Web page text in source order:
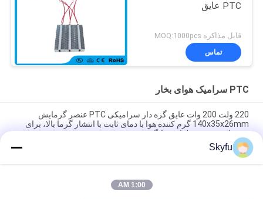
PTC عایق
قابل مذاکره MOQ:1000pcs
تماس
PTC سرامیک هوای بخار
220 ولت 200 وات عایق گره دار سرامیکی PTC عنصر گرمایش
140x35x26mm گرم کننده هوا با دمای ثابت با انتشار گرما بالا، برای
تجهیزات صنعتی و لوازم خانگی
هواپیمای هواپیمای هواپیمای هواپیمای هواپیمای خانه امن
48V 200w 75x76x26mm ptc فلز سرامیکی فن هواگرمکن عنصر
Skyfu
1:00 AM